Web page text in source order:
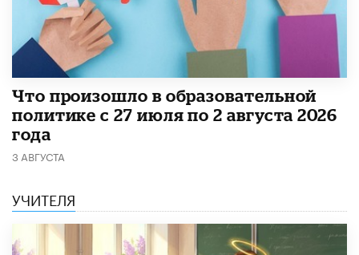
​Что произошло в образовательной
политике с 27 июля по 2 августа 2026
года
3 АВГУСТА
УЧИТЕЛЯ